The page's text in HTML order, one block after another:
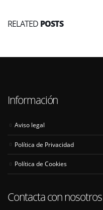
RELATED POSTS
Información
Aviso legal
Política de Privacidad
Política de Cookies
Contacta con nosotros